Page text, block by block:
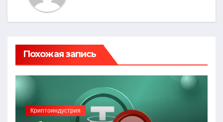
Похожая запись
Криптоиндустрия